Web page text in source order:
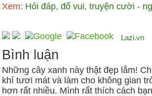
Xem: Hỏi đáp, đố vui, truyện cười -
Lazi.vn
Bình luận
Những cây xanh này thật đẹp lắm!
khí tươi mát và làm cho không gian
hơn rất nhiều. Mình rất thích cách